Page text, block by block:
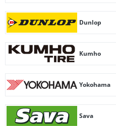
Dunlop
Kumho
Yokohama
Sava